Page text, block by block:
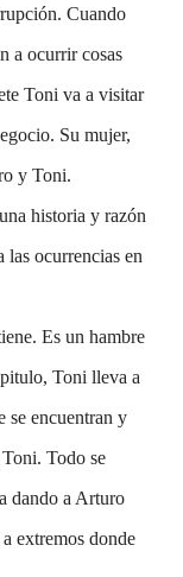
Cuando
a ocurrir cosas
Toni va a visitar
Su mujer,
y Toni.
historia y razón
ocurrencias en
Es un hambre
Toni lleva a
se encuentran y
Todo se
dando a Arturo
extremos donde